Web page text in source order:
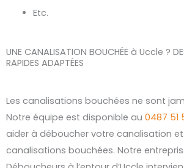
Etc.
UNE CANALISATION BOUCHÉE à Uccle ?
RAPIDES ADAPTÉES
Les canalisations bouchées ne sont
Notre équipe est disponible au 0487 51
aider à déboucher votre canalisation
canalisations bouchées. Notre